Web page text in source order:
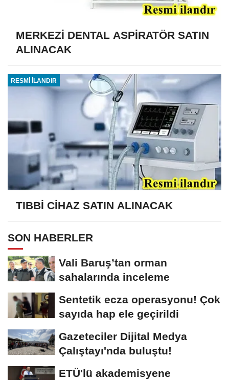
MERKEZİ DENTAL ASPİRATÖR SATIN
ALINACAK
RESMİ İLANDIR
TIBBİ CİHAZ SATIN ALINACAK
SON HABERLER
Vali Baruş’tan orman
sahalarında inceleme
Sentetik ecza operasyonu! Çok
sayıda hap ele geçirildi
Gazeteciler Dijital Medya
Çalıştayı'nda buluştu!
ETÜ'lü akademisyene